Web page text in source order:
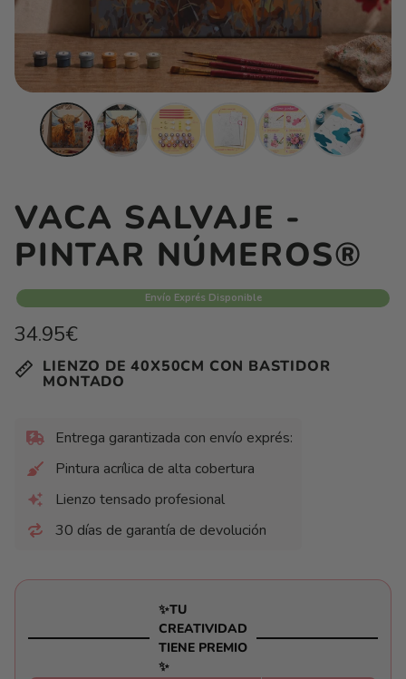
VACA SALVAJE -
PINTAR NÚMEROS®
Envío Exprés Disponible
Precio
habitual
34.95€
Precio
unitario
por LIENZO DE 40X50CM CON BASTIDOR
MONTADO
Entrega garantizada con envío exprés:
Pintura acrílica de alta cobertura
Lienzo tensado profesional
30 días de garantía de devolución
✨TU
CREATIVIDAD
TIENE PREMIO
✨